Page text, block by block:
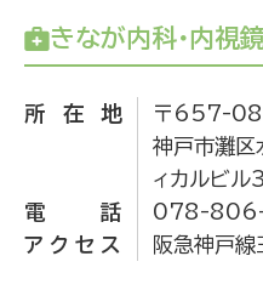
きなが内科・内視
所在地
〒657-
神戸市灘
ィカルビル
電話
078-
アクセス
阪急神戸